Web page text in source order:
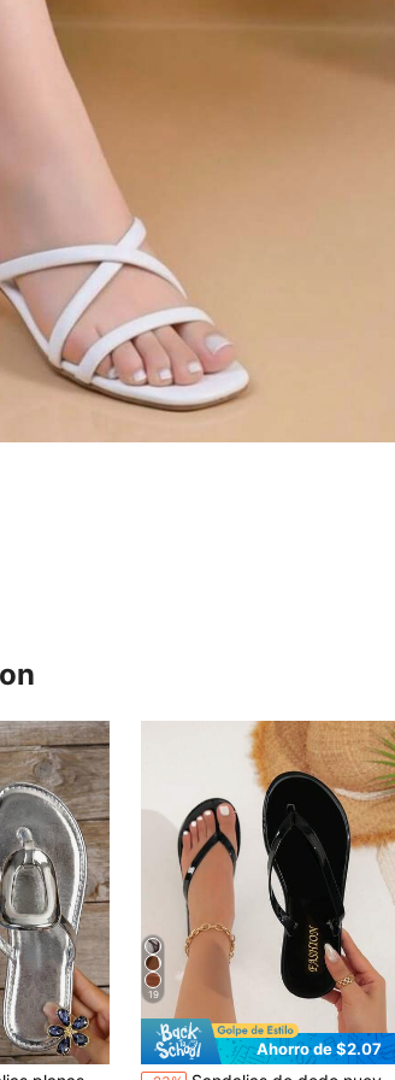
19
Ahorro de $2.07
#4 Más vendidos en Gelatina Sandalias de mujer
¡Casi agotado!